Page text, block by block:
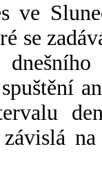
ve
se